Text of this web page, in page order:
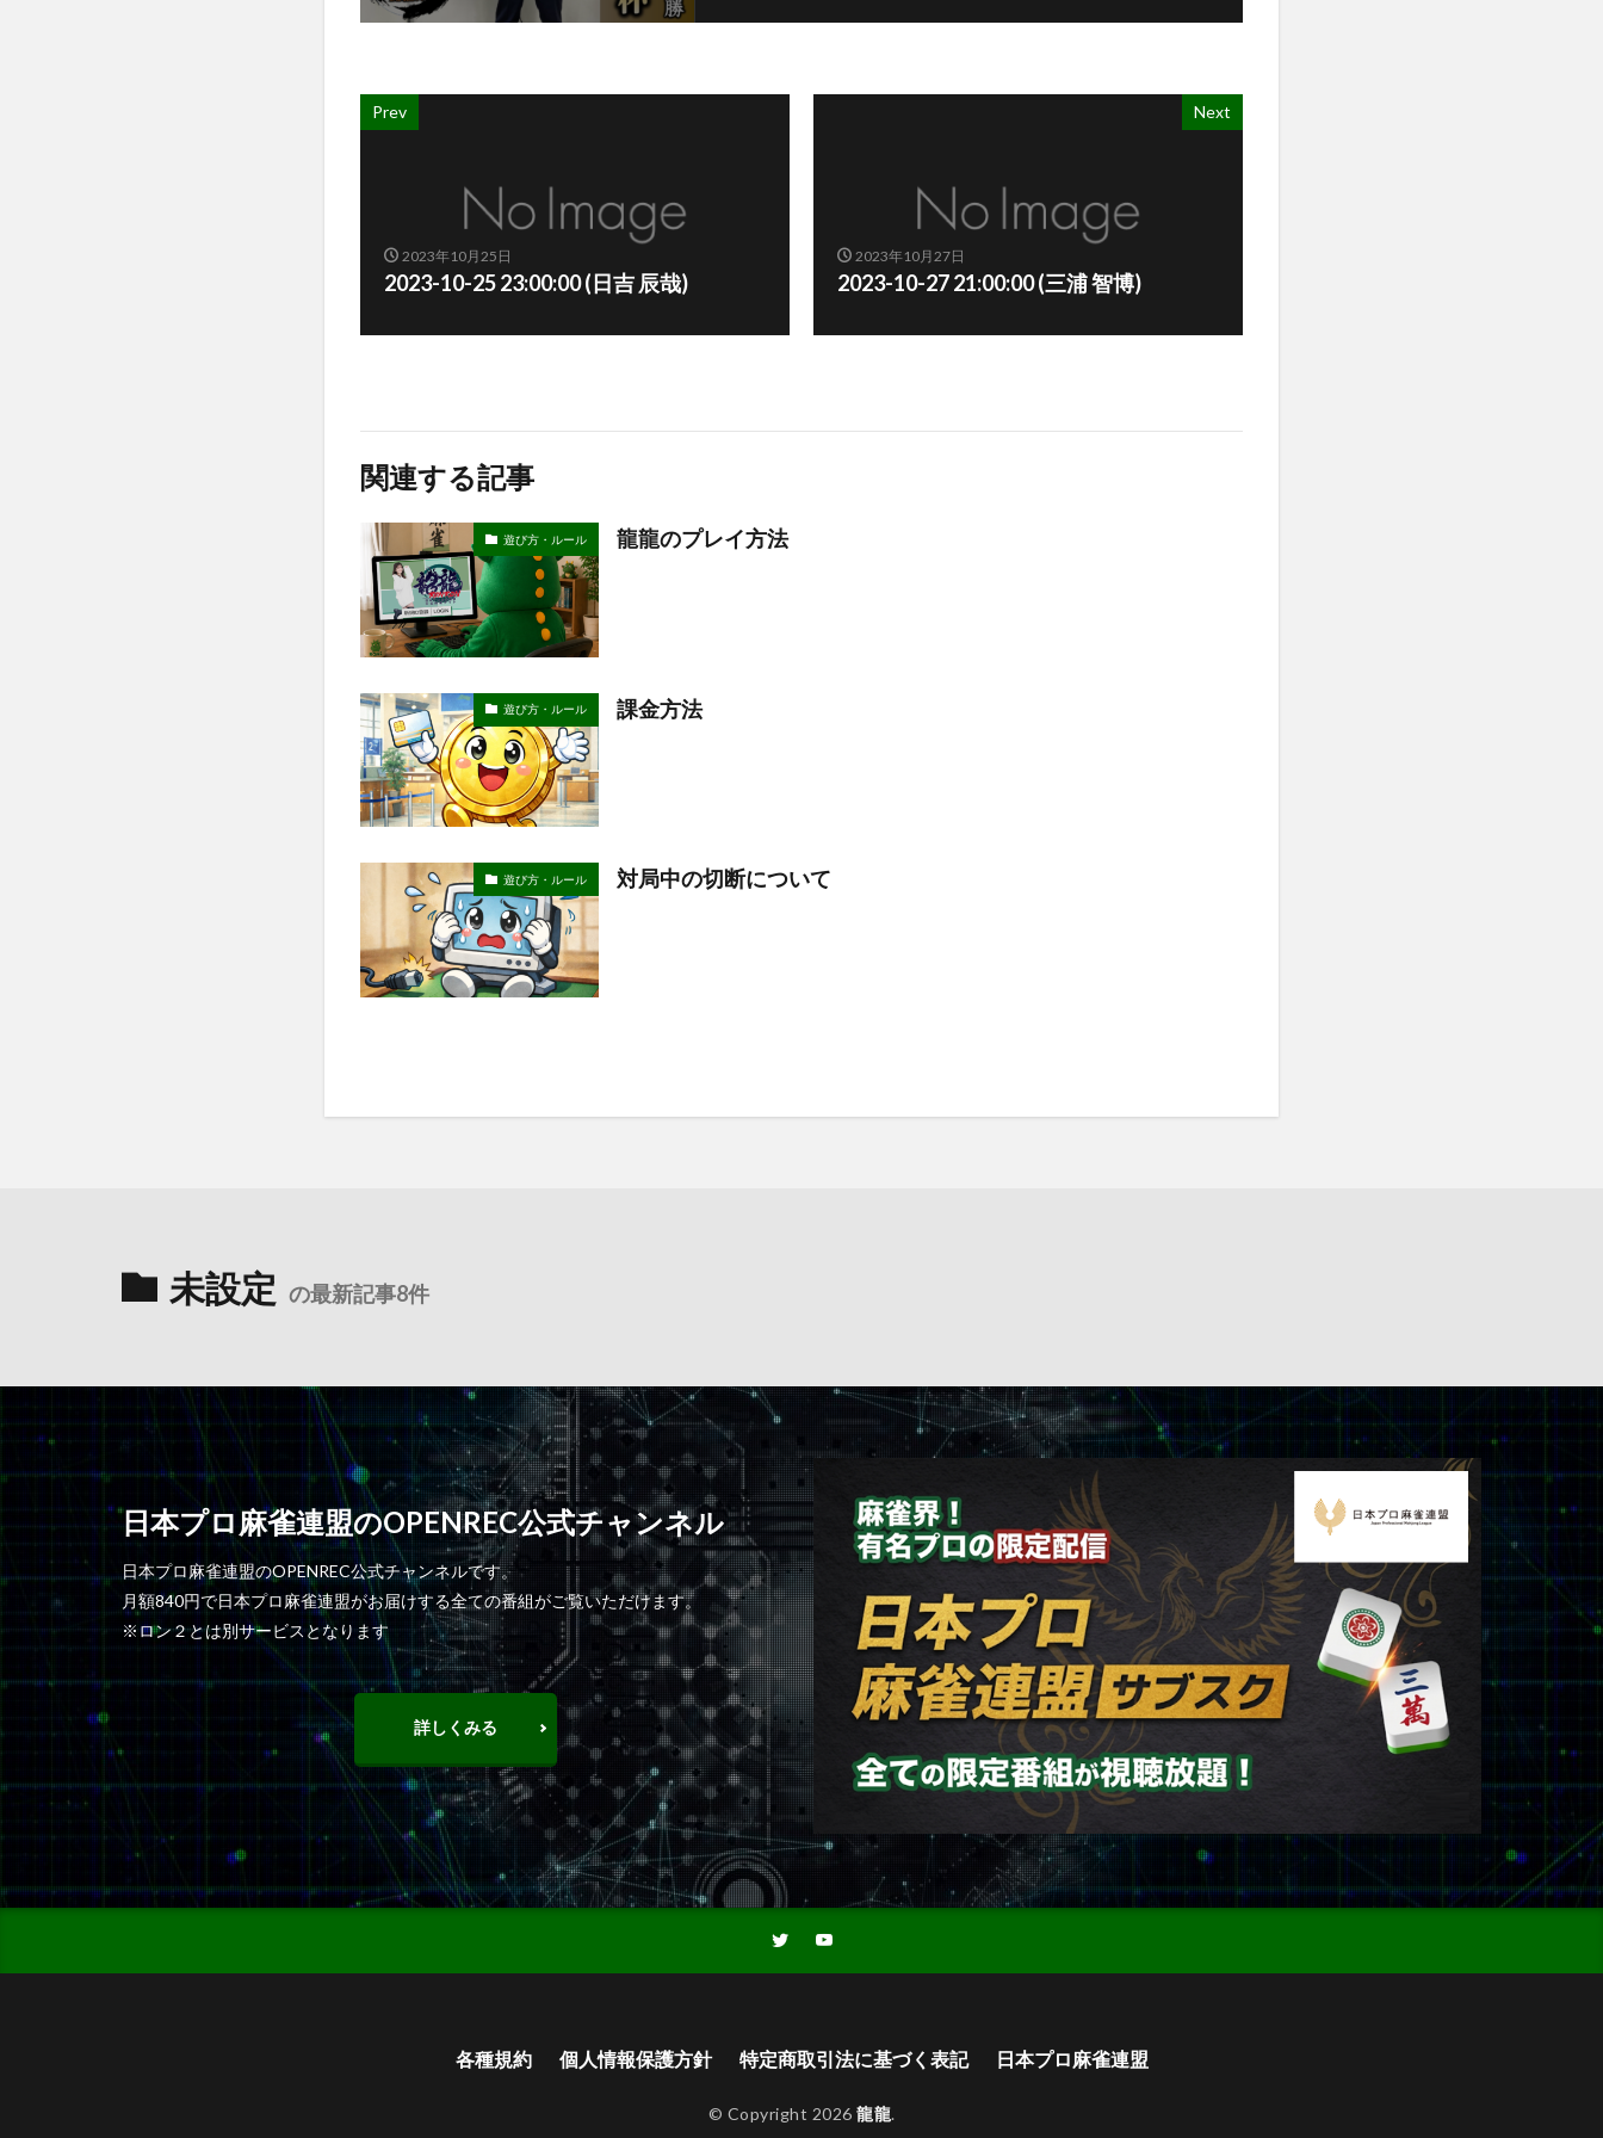
Prev
2023年10月25日
2023-10-25 23:00:00 (日吉 辰哉)
Next
2023年10月27日
2023-10-27 21:00:00 (三浦 智博)
関連する記事
遊び方・ルール 龍龍のプレイ方法
遊び方・ルール 課金方法
遊び方・ルール 対局中の切断について
未設定 の最新記事8件
日本プロ麻雀連盟のOPENREC公式チャンネル
日本プロ麻雀連盟のOPENREC公式チャンネルです。
月額840円で日本プロ麻雀連盟がお届けする全ての番組がご覧いただけます。
※ロン２とは別サービスとなります
詳しくみる
各種規約 個人情報保護方針 特定商取引法に基づく表記 日本プロ麻雀連盟
© Copyright 2026 龍龍.